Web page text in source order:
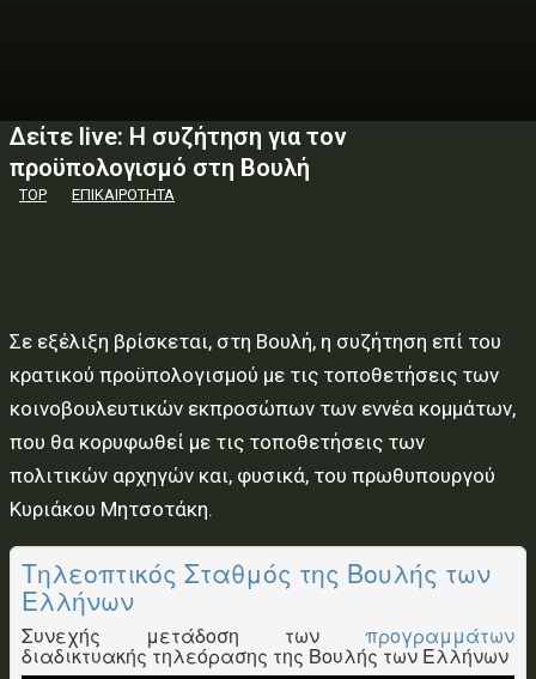
Δείτε live: Η συζήτηση για τον
προϋπολογισμό στη Βουλή
TOP ΕΠΙΚΑΙΡΟΤΗΤΑ
Σε εξέλιξη βρίσκεται, στη Βουλή, η συζήτηση επί του
κρατικού προϋπολογισμού με τις τοποθετήσεις των
κοινοβουλευτικών εκπροσώπων των εννέα κομμάτων,
που θα κορυφωθεί με τις τοποθετήσεις των
πολιτικών αρχηγών και, φυσικά, του πρωθυπουργού
Κυριάκου Μητσοτάκη.